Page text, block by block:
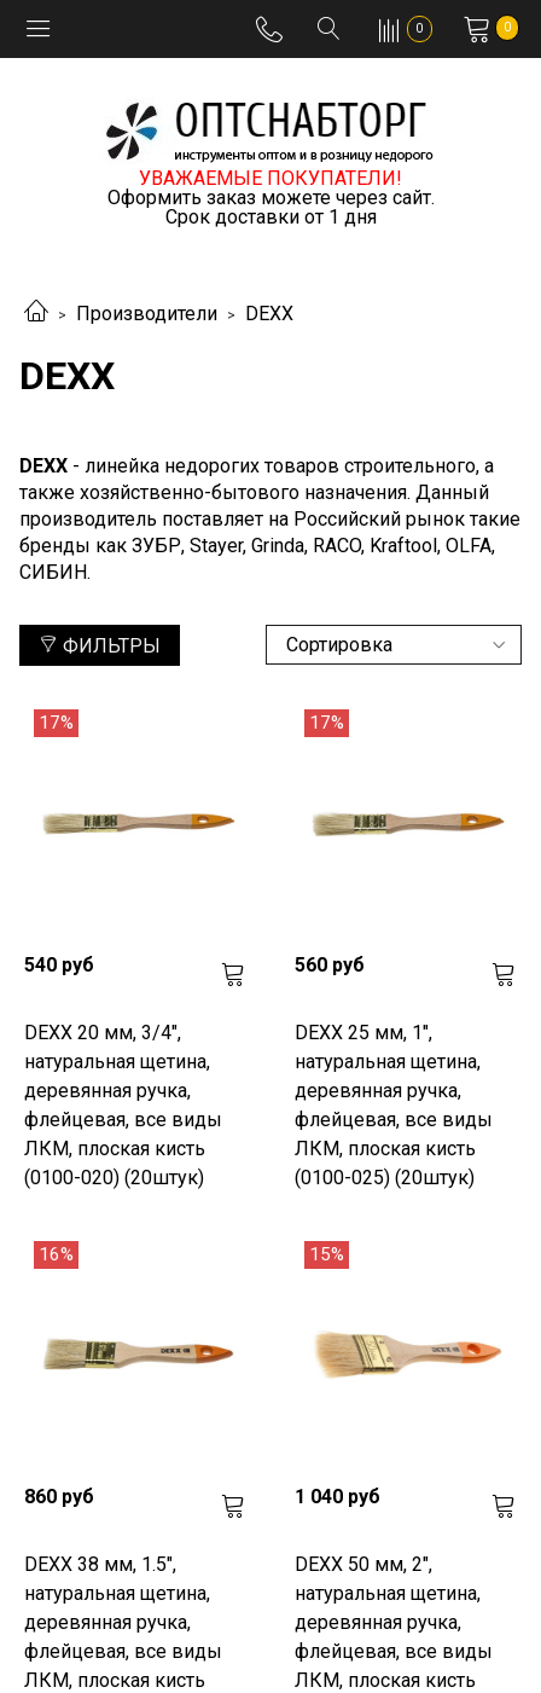
0 0
УВАЖАЕМЫЕ ПОКУПАТЕЛИ!
Оформить заказ можете через сайт.
Срок доставки от 1 дня
Производители DEXX
DEXX
DEXX - линейка недорогих товаров строительного, а
также хозяйственно-бытового назначения. Данный
производитель поставляет на Российский рынок такие
бренды как ЗУБР, Stayer, Grinda, RACO, Kraftool, OLFA,
СИБИН.
ФИЛЬТРЫ
17%
540 руб
DEXX 20 мм, 3/4",
натуральная щетина,
деревянная ручка,
флейцевая, все виды
ЛКМ, плоская кисть
(0100-020) (20штук)
17%
560 руб
DEXX 25 мм, 1",
натуральная щетина,
деревянная ручка,
флейцевая, все виды
ЛКМ, плоская кисть
(0100-025) (20штук)
16%
860 руб
DEXX 38 мм, 1.5",
натуральная щетина,
деревянная ручка,
флейцевая, все виды
ЛКМ, плоская кисть
15%
1 040 руб
DEXX 50 мм, 2",
натуральная щетина,
деревянная ручка,
флейцевая, все виды
ЛКМ, плоская кисть